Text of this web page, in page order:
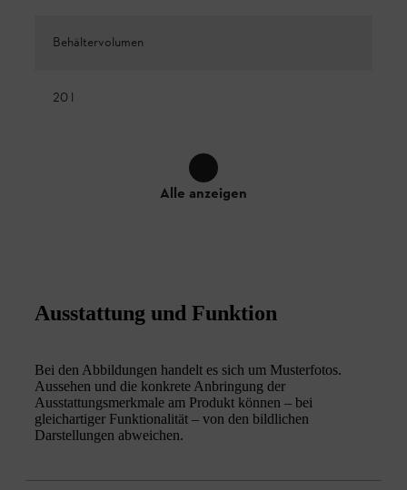
Behältervolumen
20 l
Alle anzeigen
Ausstattung und Funktion
Bei den Abbildungen handelt es sich um Musterfotos.
Aussehen und die konkrete Anbringung der
Ausstattungsmerkmale am Produkt können – bei
gleichartiger Funktionalität – von den bildlichen
Darstellungen abweichen.